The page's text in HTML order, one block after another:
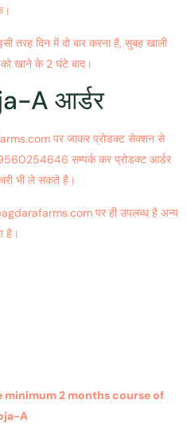
तरह दिन में दो बार करना है, सुबह खाली
खाने के 2 घंटे बाद।
A आर्डर
पर जाकर प्रोडक्ट सेक्शन से
सम्पर्क कर प्रोडक्ट आर्डर
भी ले सकते है।
bagdarafarms.com पर ही उपलब्ध है अन्य
है।
minimum 2 months course of
A